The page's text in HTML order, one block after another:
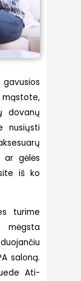
dovanų
nusiųsti
ar gėlės
iš ko
turime
mėgsta
saloną.
Ati-